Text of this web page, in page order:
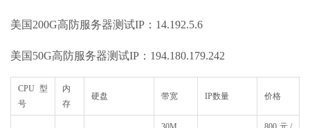
美国200G高防服务器测试IP：14.192.5.6
美国50G高防服务器测试IP：194.180.179.242
CPU型
号
内
存
硬盘 带宽 IP数量 价格